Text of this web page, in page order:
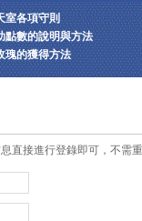
室各項守則
點數的說明與方法
瑰的獲得方法
直接進行登錄即可，不需